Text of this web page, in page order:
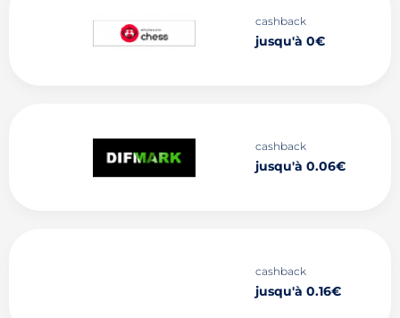
cashback
jusqu'à 0€
cashback
jusqu'à 0.06€
cashback
jusqu'à 0.16€